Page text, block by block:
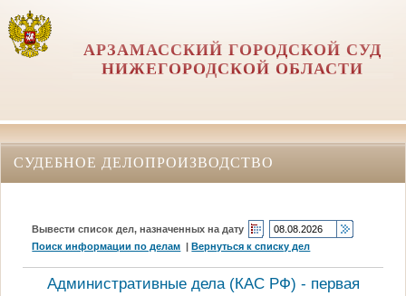
АРЗАМАССКИЙ ГОРОДСКОЙ СУД
НИЖЕГОРОДСКОЙ ОБЛАСТИ
СУДЕБНОЕ ДЕЛОПРОИЗВОДСТВО
Вывести список дел, назначенных на дату
Поиск информации по делам |Вернуться к списку дел
Административные дела (КАC РФ) - первая